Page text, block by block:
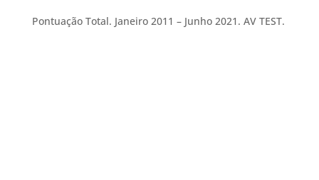
Pontuação Total. Janeiro 2011 – Junho 2021. AV TEST.